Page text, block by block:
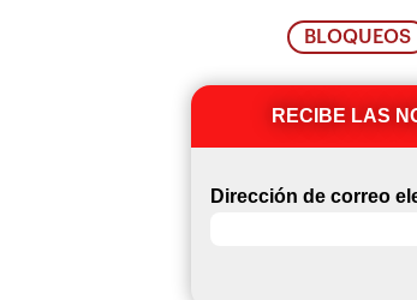
BLOQUEOS
RECIBE LAS
Dirección de correo